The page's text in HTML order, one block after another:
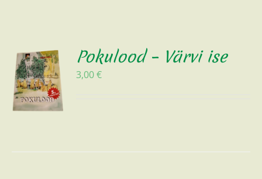
Pokulood – Värvi ise
3,00€